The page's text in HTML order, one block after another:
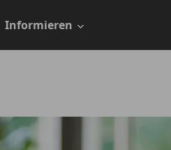
Informieren